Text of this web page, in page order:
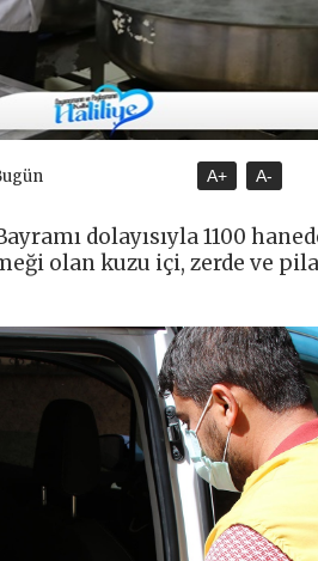
A+ A-
dolayısıyla 1100
olan kuzu içi, zerde ve